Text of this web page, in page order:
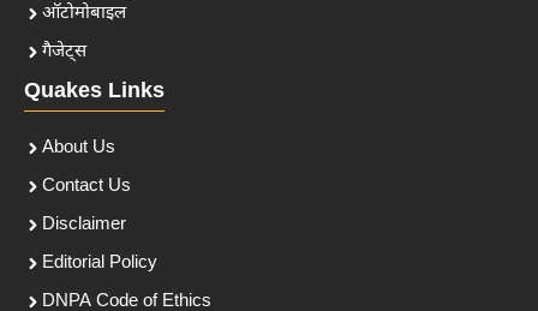
ऑटोमोबाइल
गैजेट्स
Quakes Links
About Us
Contact Us
Disclaimer
Editorial Policy
DNPA Code of Ethics